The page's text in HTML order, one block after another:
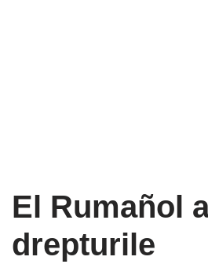
El Rumañol
drepturile